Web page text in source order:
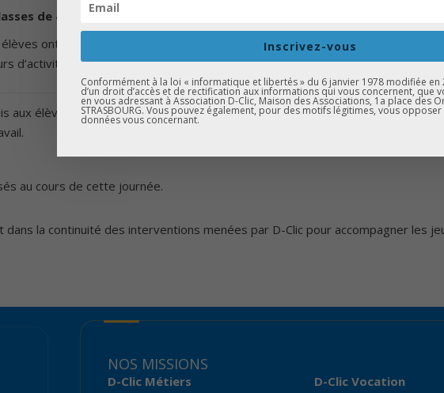
de 4ᵉ ont participé au
ont rencontré des
lors d’unForum des Métiers
afin
d’activité.
aux élèves d’enrichir leur réflexion sur leur avenir scolaire et professionnel
au cours de cette journée.
dans la continuité des interventions menées par D-Clic pour accompagner les
NOS MISSIONS
D-Clic Métiers D-Clic Vocation
Inscrivez-vous
Conformément à la loi « informatique et libertés » du 6 janvier 1978 modifiée en
d’un droit d’accès et de rectification aux informations qui vous concernent, que
en vous adressant à Association D-Clic, Maison des Associations, 1a place des
STRASBOURG. Vous pouvez également, pour des motifs légitimes, vous
données vous concernant.